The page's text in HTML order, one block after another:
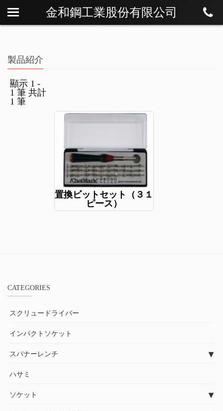
金和鋼工業股份有限公司
私たちについて
製品紹介
連絡方法
製品紹介
顯示 1 -
1 筆 共計
1 筆
置換ビットセット（３１
ピース）
CATEGORIES
スクリュードライバー
インパクトソケット
スパナーレンチ
ハサミ
ソケット